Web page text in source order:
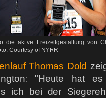
die aktive Freizeitgestaltung von
Courtesy of NYRR
Thomas Dold
"Heute hat
ich bei der